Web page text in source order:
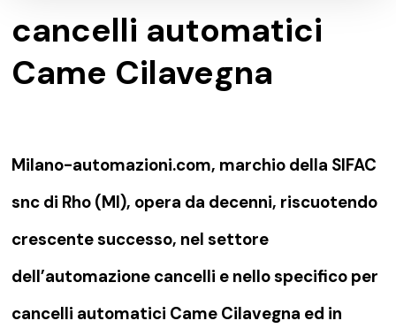
cancelli automatici
Came Cilavegna
Milano-automazioni.com, marchio della SIFAC
snc di Rho (MI), opera da decenni, riscuotendo
crescente successo, nel settore
dell’automazione cancelli e nello specifico per
cancelli automatici Came Cilavegna ed in